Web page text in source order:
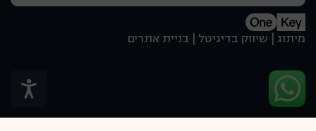
מיתוג | שיווק בדיגיטל | בניית אתרים